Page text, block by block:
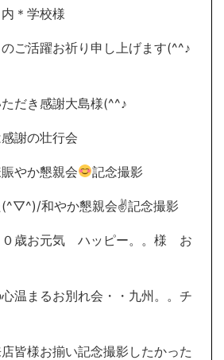
＊学校様
ご活躍お祈り申し上げます(^^♪
だき感謝大島様(^^♪
謝の壮行会
やか懇親会 記念撮影
(^▽^)/和やか懇親会✌記念撮影
歳お元気 ハッピー。。様 お
温まるお別れ会・・九州。。チ
皆様お揃い記念撮影したかった